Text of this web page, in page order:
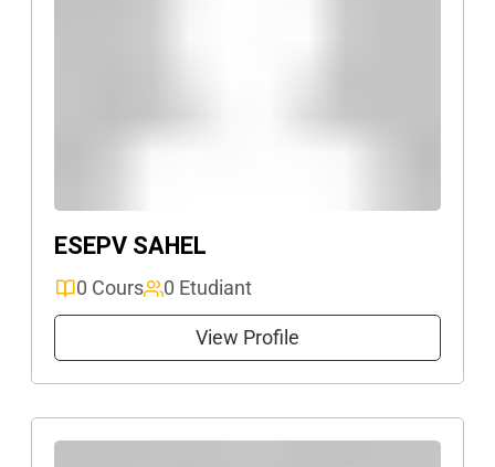
ESEPV SAHEL
0 Cours 0 Etudiant
View Profile